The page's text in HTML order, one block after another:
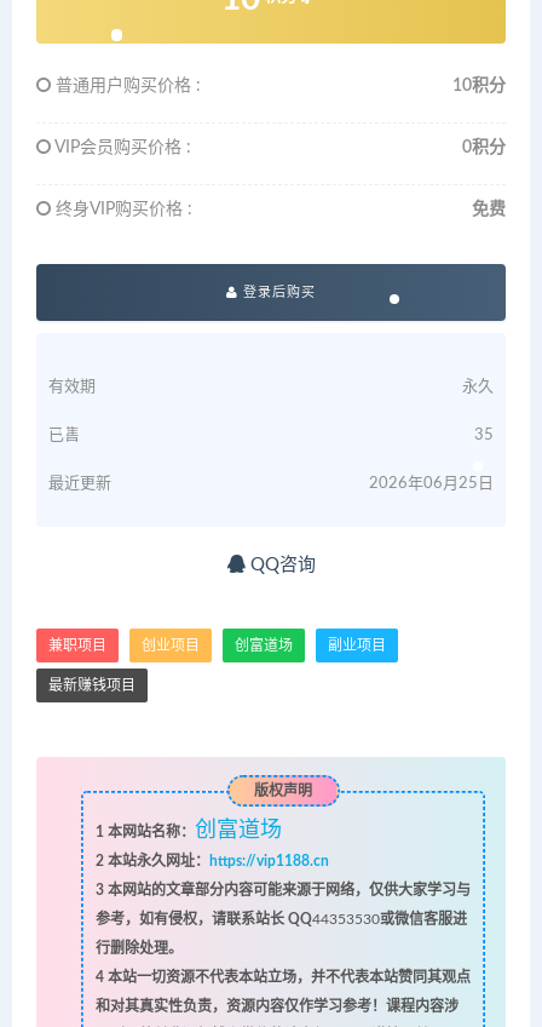
普通用户购买价格 : 10积分
VIP会员购买价格 : 0积分
终身VIP购买价格 : 免费
登录后购买
有效期 永久
已售 35
最近更新 2026年06月25日
QQ咨询
兼职项目 创业项目 创富道场 副业项目
最新赚钱项目
版权声明
1 本网站名称： 创富道场
2本站永久网址：
https://vip1188.cn
3本网站的文章部分内容可能来源于网络，仅供大家学习与
参考，如有侵权，请联系站长 QQ44353530或微信客服进
行删除处理。
4本站一切资源不代表本站立场，并不代表本站赞同其观点
和对其真实性负责，资源内容仅作学习参考！课程内容涉